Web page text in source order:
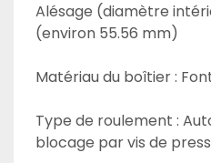
Alésage (diamètre
(environ 55.56 mm)
Matériau du boîtier :
Type de roulement :
blocage par vis de